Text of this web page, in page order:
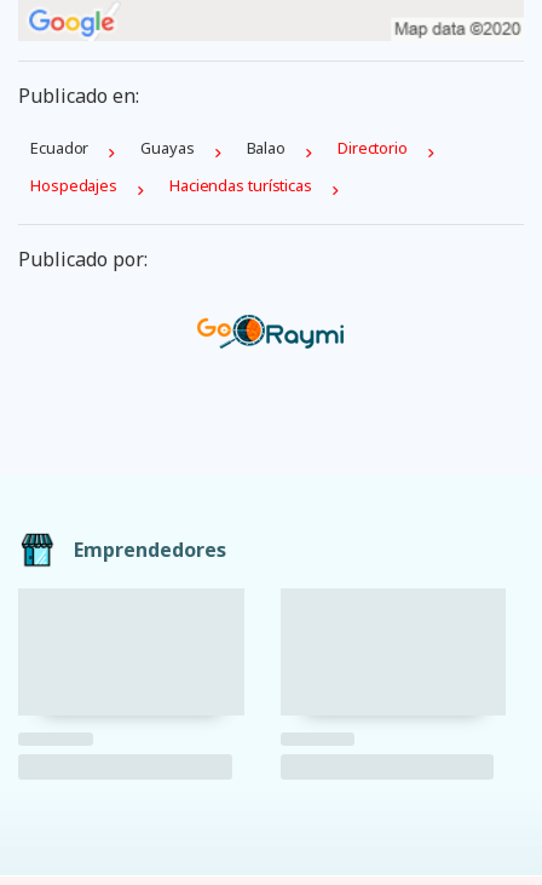
Publicado en:
Ecuador Guayas Balao
Directorio
Hospedajes
Haciendas turísticas
Publicado por:
Emprendedores